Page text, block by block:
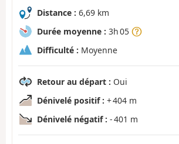
Distance : 6,69 km
Durée moyenne : 3h 05
Difficulté : Moyenne
Retour au départ : Oui
Dénivelé positif : + 404 m
Dénivelé négatif : - 401 m